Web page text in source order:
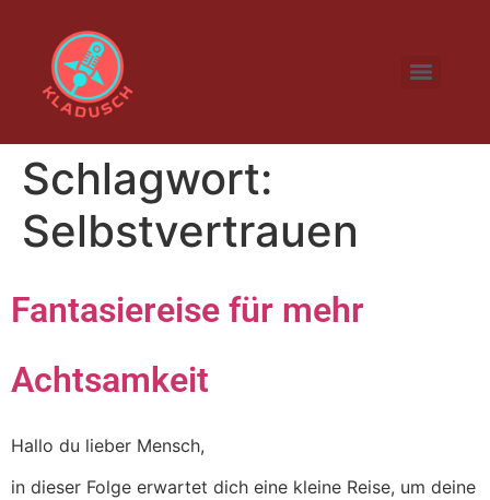
Schlagwort:
Selbstvertrauen
Fantasiereise für mehr
Achtsamkeit
Hallo du lieber Mensch,
in dieser Folge erwartet dich eine kleine Reise, um deine